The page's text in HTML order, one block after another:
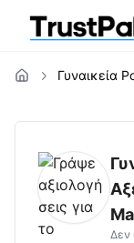
Γυναικεία
Δεν